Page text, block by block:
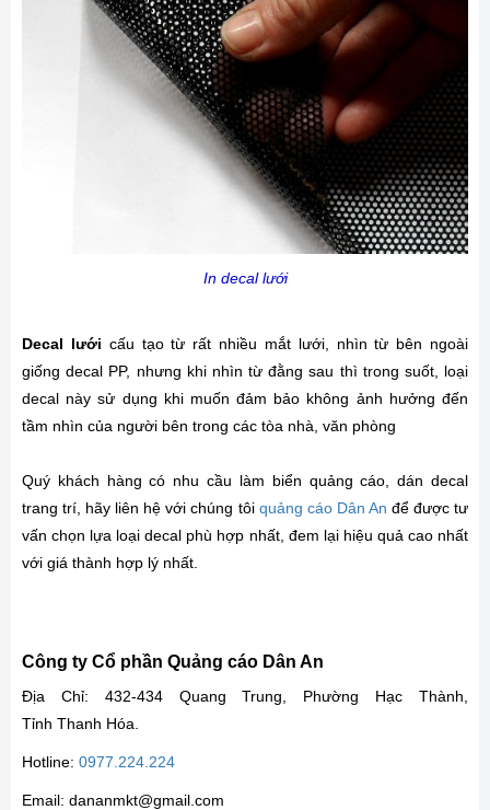
In decal lưới
Decal lưới cấu tạo từ rất nhiều mắt lưới, nhìn từ bên ngoài
giống decal PP, nhưng khi nhìn từ đằng sau thì trong suốt, loại
decal này sử dụng khi muốn đảm bảo không ảnh hưởng đến
tầm nhìn của người bên trong các tòa nhà, văn phòng
Quý khách hàng có nhu cầu làm biển quảng cáo, dán decal
trang trí, hãy liên hệ với chúng tôi quảng cáo Dân An để được tư
vấn chọn lựa loại decal phù hợp nhất, đem lại hiệu quả cao nhất
với giá thành hợp lý nhất.
Công ty Cổ phần Quảng cáo Dân An
Địa Chỉ: 432-434 Quang Trung, Phường Hạc Thành,
Tỉnh Thanh Hóa.
Hotline: 0977.224.224
Email: dananmkt@gmail.com